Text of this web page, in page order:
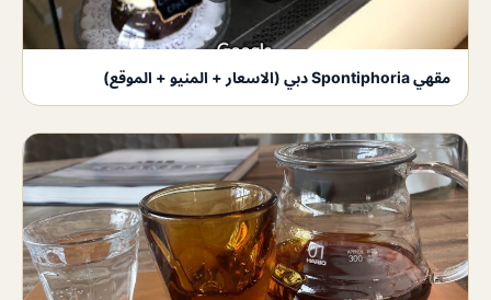
مقهي Spontiphoria دبي (الاسعار + المنيو + الموقع)